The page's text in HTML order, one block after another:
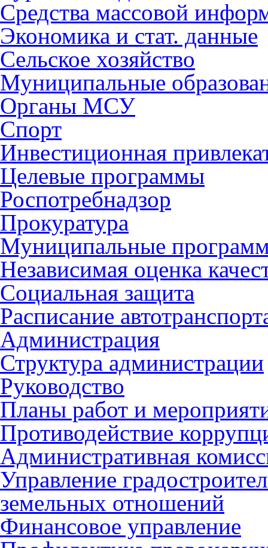
Средства массовой
Экономика и стат. данные
Сельское хозяйство
Муниципальные
Органы МСУ
Спорт
Инвестиционная
Целевые программы
Роспотребнадзор
Прокуратура
Муниципальные
Независимая оценка
Социальная защита
Расписание
Администрация
Структура администрации
Руководство
Планы работ и
Противодействие
Административная
Управление
земельных отношений
Финансовое управление